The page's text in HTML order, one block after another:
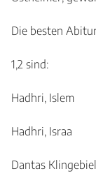
Die besten
1,2 sind:
Hadhri, Islem
Hadhri, Israa
Dantas